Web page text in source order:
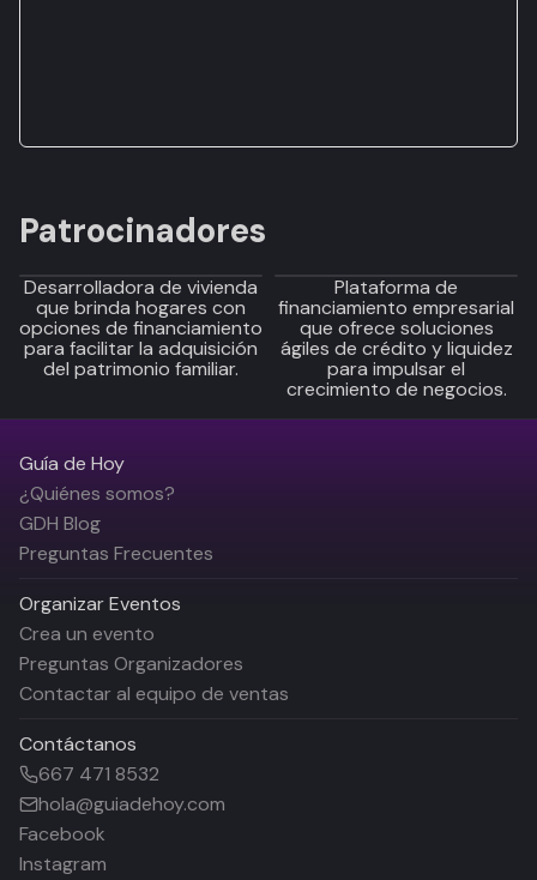
Patrocinadores
Desarrolladora de vivienda
que brinda hogares con
opciones de financiamiento
para facilitar la adquisición
del patrimonio familiar.
Plataforma de
financiamiento empresarial
que ofrece soluciones
ágiles de crédito y liquidez
para impulsar el
crecimiento de negocios.
Guía de Hoy
¿Quiénes somos?
GDH Blog
Preguntas Frecuentes
Organizar Eventos
Crea un evento
Preguntas Organizadores
Contactar al equipo de ventas
Contáctanos
667 471 8532
hola@guiadehoy.com
Facebook
Instagram